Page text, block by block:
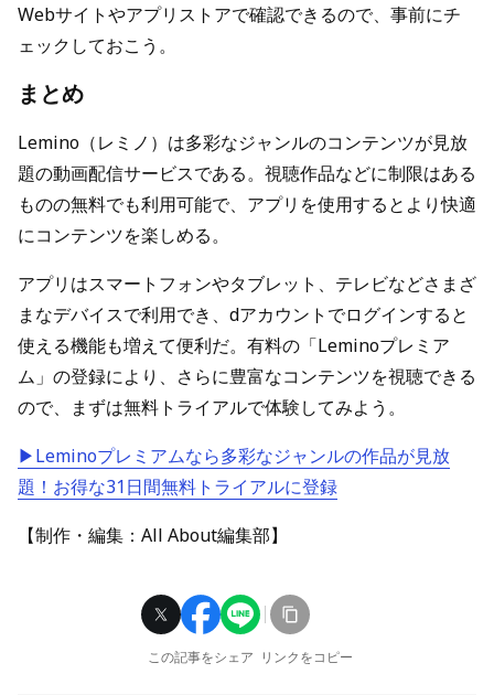
Webサイトやアプリストアで確認できるので、事前にチ
ェックしておこう。
まとめ
Lemino（レミノ）は多彩なジャンルのコンテンツが見放
題の動画配信サービスである。視聴作品などに制限はある
ものの無料でも利用可能で、アプリを使用するとより快適
にコンテンツを楽しめる。
アプリはスマートフォンやタブレット、テレビなどさまざ
まなデバイスで利用でき、dアカウントでログインすると
使える機能も増えて便利だ。有料の「Leminoプレミア
ム」の登録により、さらに豊富なコンテンツを視聴できる
ので、まずは無料トライアルで体験してみよう。
▶Leminoプレミアムなら多彩なジャンルの作品が見放
題！お得な31日間無料トライアルに登録
【制作・編集：All About編集部】
この記事をシェア リンクをコピー